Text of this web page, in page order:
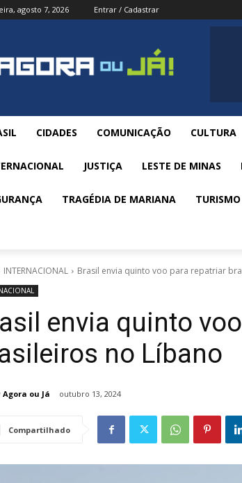
agosto 7, 2026 Entrar / Cadastrar
CIDADES COMUNICAÇÃO CULTURA
JUSTIÇA LESTE DE MINAS
TRAGÉDIA DE MARIANA TURISMO
INTERNACIONAL Brasil envia quinto voo para repatriar
envia quinto
no Líbano
Agora ou Já outubro 13, 2024
Compartilhado